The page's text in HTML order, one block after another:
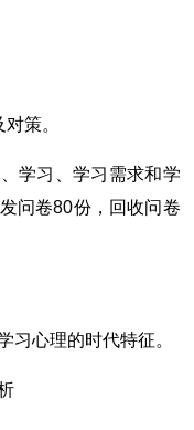
策。
学习、学习需求和学
问卷80份，回收问卷
习心理的时代特征。